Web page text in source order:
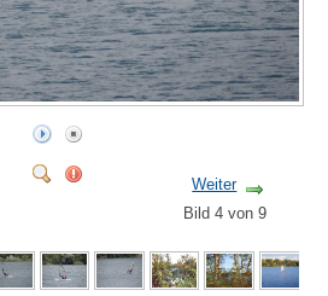
Weiter
Bild 4 von 9